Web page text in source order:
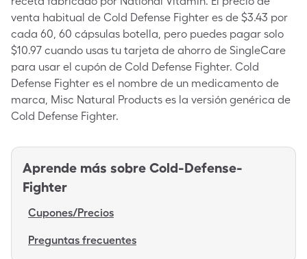
venta habitual de Cold Defense Fighter es de $3.43 por
cada 60, 60 cápsulas botella, pero puedes pagar solo
$10.97 cuando usas tu tarjeta de ahorro de SingleCare
para usar el cupón de Cold Defense Fighter. Cold
Defense Fighter es el nombre de un medicamento de
marca, Misc Natural Products es la versión genérica de
Cold Defense Fighter.
Aprende más sobre Cold-Defense-
Fighter
Cupones/Precios
Preguntas frecuentes